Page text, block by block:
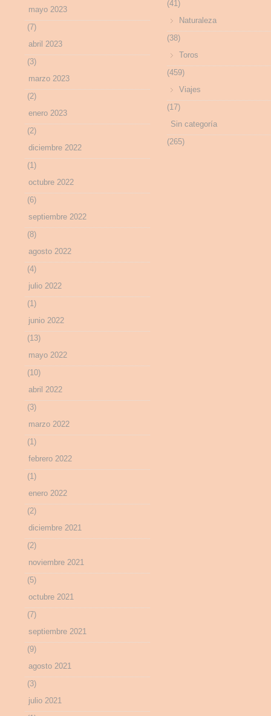
mayo 2023
(7)
abril 2023
(3)
marzo 2023
(2)
enero 2023
(2)
diciembre 2022
(1)
octubre 2022
(6)
septiembre 2022
(8)
agosto 2022
(4)
julio 2022
(1)
junio 2022
(13)
mayo 2022
(10)
abril 2022
(3)
marzo 2022
(1)
febrero 2022
(1)
enero 2022
(2)
diciembre 2021
(2)
noviembre 2021
(5)
octubre 2021
(7)
septiembre 2021
(9)
agosto 2021
(3)
julio 2021
(41)
Naturaleza
(38)
Toros
(459)
Viajes
(17)
Sin categoría
(265)